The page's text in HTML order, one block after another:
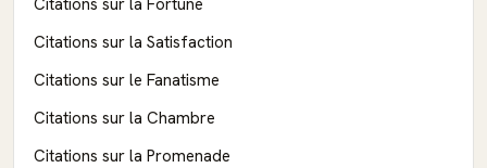
Citations sur la Fortune
Citations sur la Satisfaction
Citations sur le Fanatisme
Citations sur la Chambre
Citations sur la Promenade